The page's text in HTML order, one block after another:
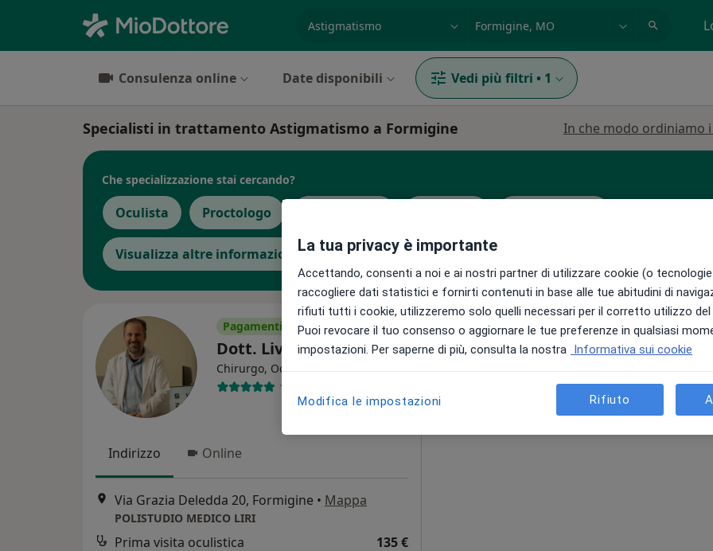
Consulenza online Date disponibili Vedi più filtri • 1
Specialisti in trattamento Astigmatismo a Formigine In che modo ordiniamo
Che specializzazione stai cercando?
Oculista Proctologo
Visualizza altre informazioni
Pagamenti online
Dott. Livio Pagliani
Chirurgo, Oculista
193 recensioni
Indirizzo Online
Via Grazia Deledda 20, Formigine • Mappa
POLISTUDIO MEDICO LIRI
Prima visita oculistica 135 €
Oggi Domani Mar,
11 Ago
Mer,
12 Ago
Non ci sono agende disponibili!
La tua privacy è importante
Accettando, consenti a noi e ai nostri partner di utilizzare cookie (o
raccogliere dati statistici e fornirti contenuti in base alle tue abitudini di
rifiuti tutti i cookie, utilizzeremo solo quelli necessari per il corretto utilizzo
Puoi revocare il tuo consenso o aggiornare le tue preferenze in qualsiasi
impostazioni. Per saperne di più, consulta la nostra
Informativa sui cookie
Modifica le impostazioni Rifiuto